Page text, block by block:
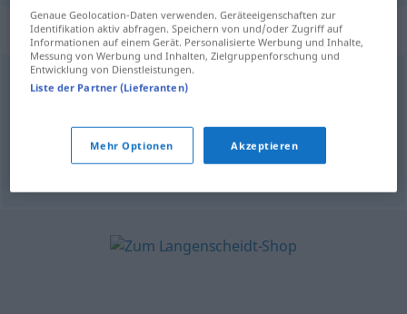
Synonyme für "überschwemmen"
übermannen
fluten
Genaue Geolocation-Daten verwenden. Geräteeigenschaften zur
Identifikation aktiv abfragen. Speichern von und/oder Zugriff auf
Informationen auf einem Gerät. Personalisierte Werbung und Inhalte,
Messung von Werbung und Inhalten, Zielgruppenforschung und
Entwicklung von Dienstleistungen.
Liste der Partner (Lieferanten)
Mehr Optionen Akzeptieren